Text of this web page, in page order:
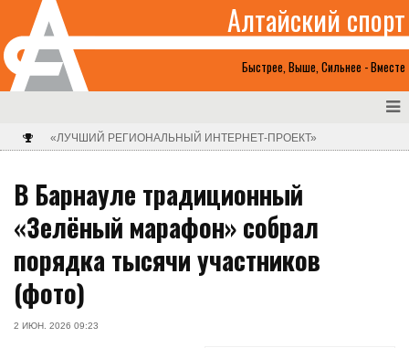
Быстрее, Выше, Сильнее - Вместе
Алтайский спорт
«ЛУЧШИЙ РЕГИОНАЛЬНЫЙ ИНТЕРНЕТ-ПРОЕКТ»
В Барнауле традиционный
«Зелёный марафон» собрал
порядка тысячи участников
(фото)
2 ИЮН. 2026 09:23